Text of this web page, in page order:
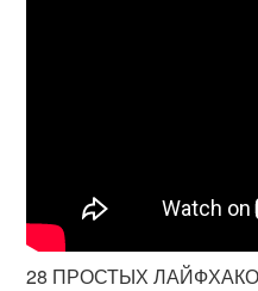
28 ПРОСТЫХ